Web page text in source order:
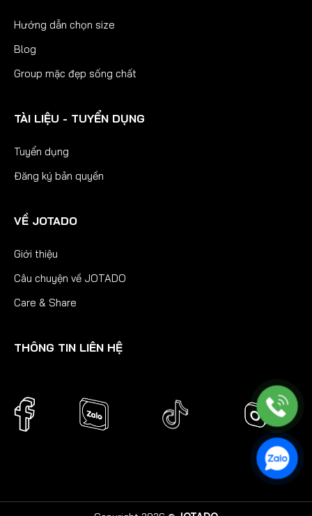
Hướng dẫn chọn size
Blog
Group mặc đẹp sống chất
TÀI LIỆU - TUYỂN DỤNG
Tuyển dụng
Đăng ký bản quyền
VỀ JOTADO
Giới thiệu
Câu chuyện về JOTADO
Care & Share
THÔNG TIN LIÊN HỆ